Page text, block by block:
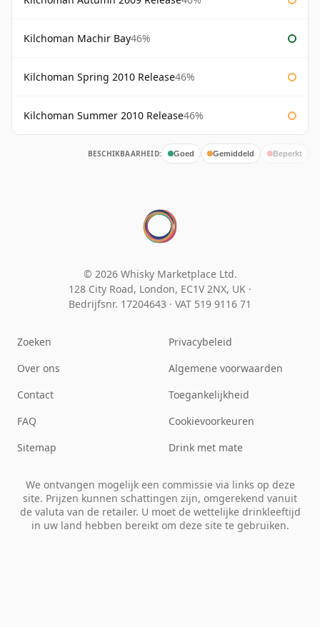
Kilchoman Machir Bay46%
Kilchoman Spring 2010 Release46%
Kilchoman Summer 2010 Release46%
BESCHIKBAARHEID: Goed Gemiddeld Beperkt
© 2026 Whisky Marketplace Ltd.
128 City Road, London, EC1V 2NX, UK ·
Bedrijfsnr. 17204643 · VAT 519 9116 71
Zoeken
Over ons
Contact
FAQ
Sitemap
Privacybeleid
Algemene voorwaarden
Toegankelijkheid
Cookievoorkeuren
Drink met mate
We ontvangen mogelijk een commissie via links op deze
site. Prijzen kunnen schattingen zijn, omgerekend vanuit
de valuta van de retailer. U moet de wettelijke drinkleeftijd
in uw land hebben bereikt om deze site te gebruiken.